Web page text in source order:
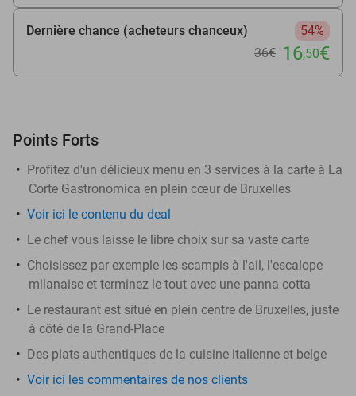
Dernière chance (acheteurs chanceux)
54%
36€ 16,50€
Points Forts
Profitez d'un délicieux menu en 3 services à la carte à La
Corte Gastronomica en plein cœur de Bruxelles
Voir ici le contenu du deal
Le chef vous laisse le libre choix sur sa vaste carte
Choisissez par exemple les scampis à l'ail, l'escalope
milanaise et terminez le tout avec une panna cotta
Le restaurant est situé en plein centre de Bruxelles, juste
à côté de la Grand-Place
Des plats authentiques de la cuisine italienne et belge
Voir ici les commentaires de nos clients